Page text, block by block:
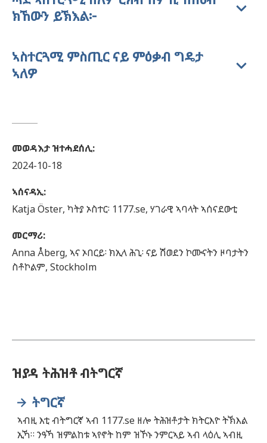
ክኸውን ይኽእል፦
ኣስተርጓሚ ምስጢር ናይ ምዕቃብ ግዴታ
ኣለዎ
መወዳእታ ዝተሓደሰሊ:
2024-10-18
ኣሰናዳኢ:
KatjaÖster, ካትያ ኦስተር፡ 1177.se, ሃገራዊ ኣባላት ኣሰናደውቲ
መርማሪ:
AnnaÅberg, ኣና ኦበርይ፡ ክኢላ ሕጊ፡ ናይ ሽወደን ኮሙናትን ዞባታትን
ስቶኮልም, Stockholm
ዝያዳ ትሕዝቶ ብትግርኛ
ትግርኛ
ኣብዚ እቲ ብትግርኛ ኣብ 1177.se ዘሎ ትሕዝቶታት ክትርእዮ ትኽእል
ኢኻ። ንዓኻ ዝምልከቱ ኣየኖት ከም ዝኾኑ ንምርኣይ ኣብ ላዕሊ ኣብዚ